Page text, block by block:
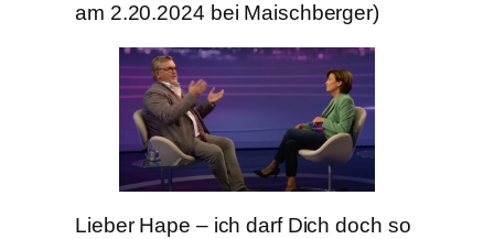
am 2.20.2024 bei Maischberger)
Lieber Hape – ich darf Dich doch so